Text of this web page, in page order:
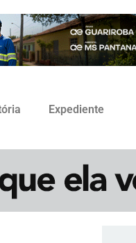
Expediente